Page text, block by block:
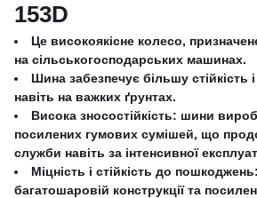
153D
Це високоякісне колесо,
на сільськогосподарських машинах.
Шина забезпечує більшу стійкість
навіть на важких ґрунтах.
Висока зносостійкість: шини
посилених гумових сумішей, що
служби навіть за інтенсивної
Міцність і стійкість до
багатошаровій конструкції та